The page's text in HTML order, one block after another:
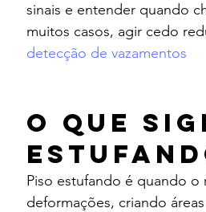
sinais e entender quando
muitos casos, agir cedo
detecção de vazamentos
O que
Piso estufando é quando
deformações, criando